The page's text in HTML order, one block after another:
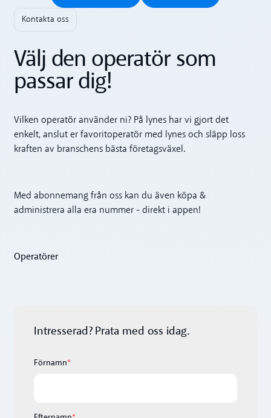
Kontakta oss
Välj den operatör som
passar dig!
Vilken operatör använder ni? På lynes har vi gjort det
enkelt, anslut er favoritoperatör med lynes och släpp loss
kraften av branschens bästa företagsväxel.
Med abonnemang från oss kan du även köpa &
administrera alla era nummer - direkt i appen!
Operatörer
Intresserad? Prata med oss idag.
Förnamn*